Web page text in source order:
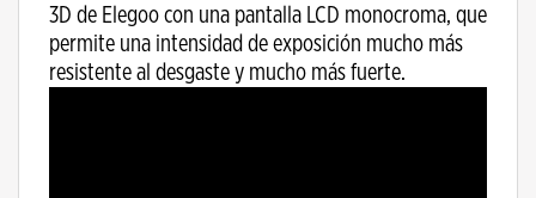
3D de Elegoo con una pantalla LCD monocroma, que
permite una intensidad de exposición mucho más
resistente al desgaste y mucho más fuerte.